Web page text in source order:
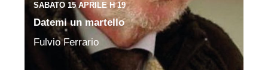
SABATO 15 APRILE H 19
Datemi un martello
Fulvio Ferrario